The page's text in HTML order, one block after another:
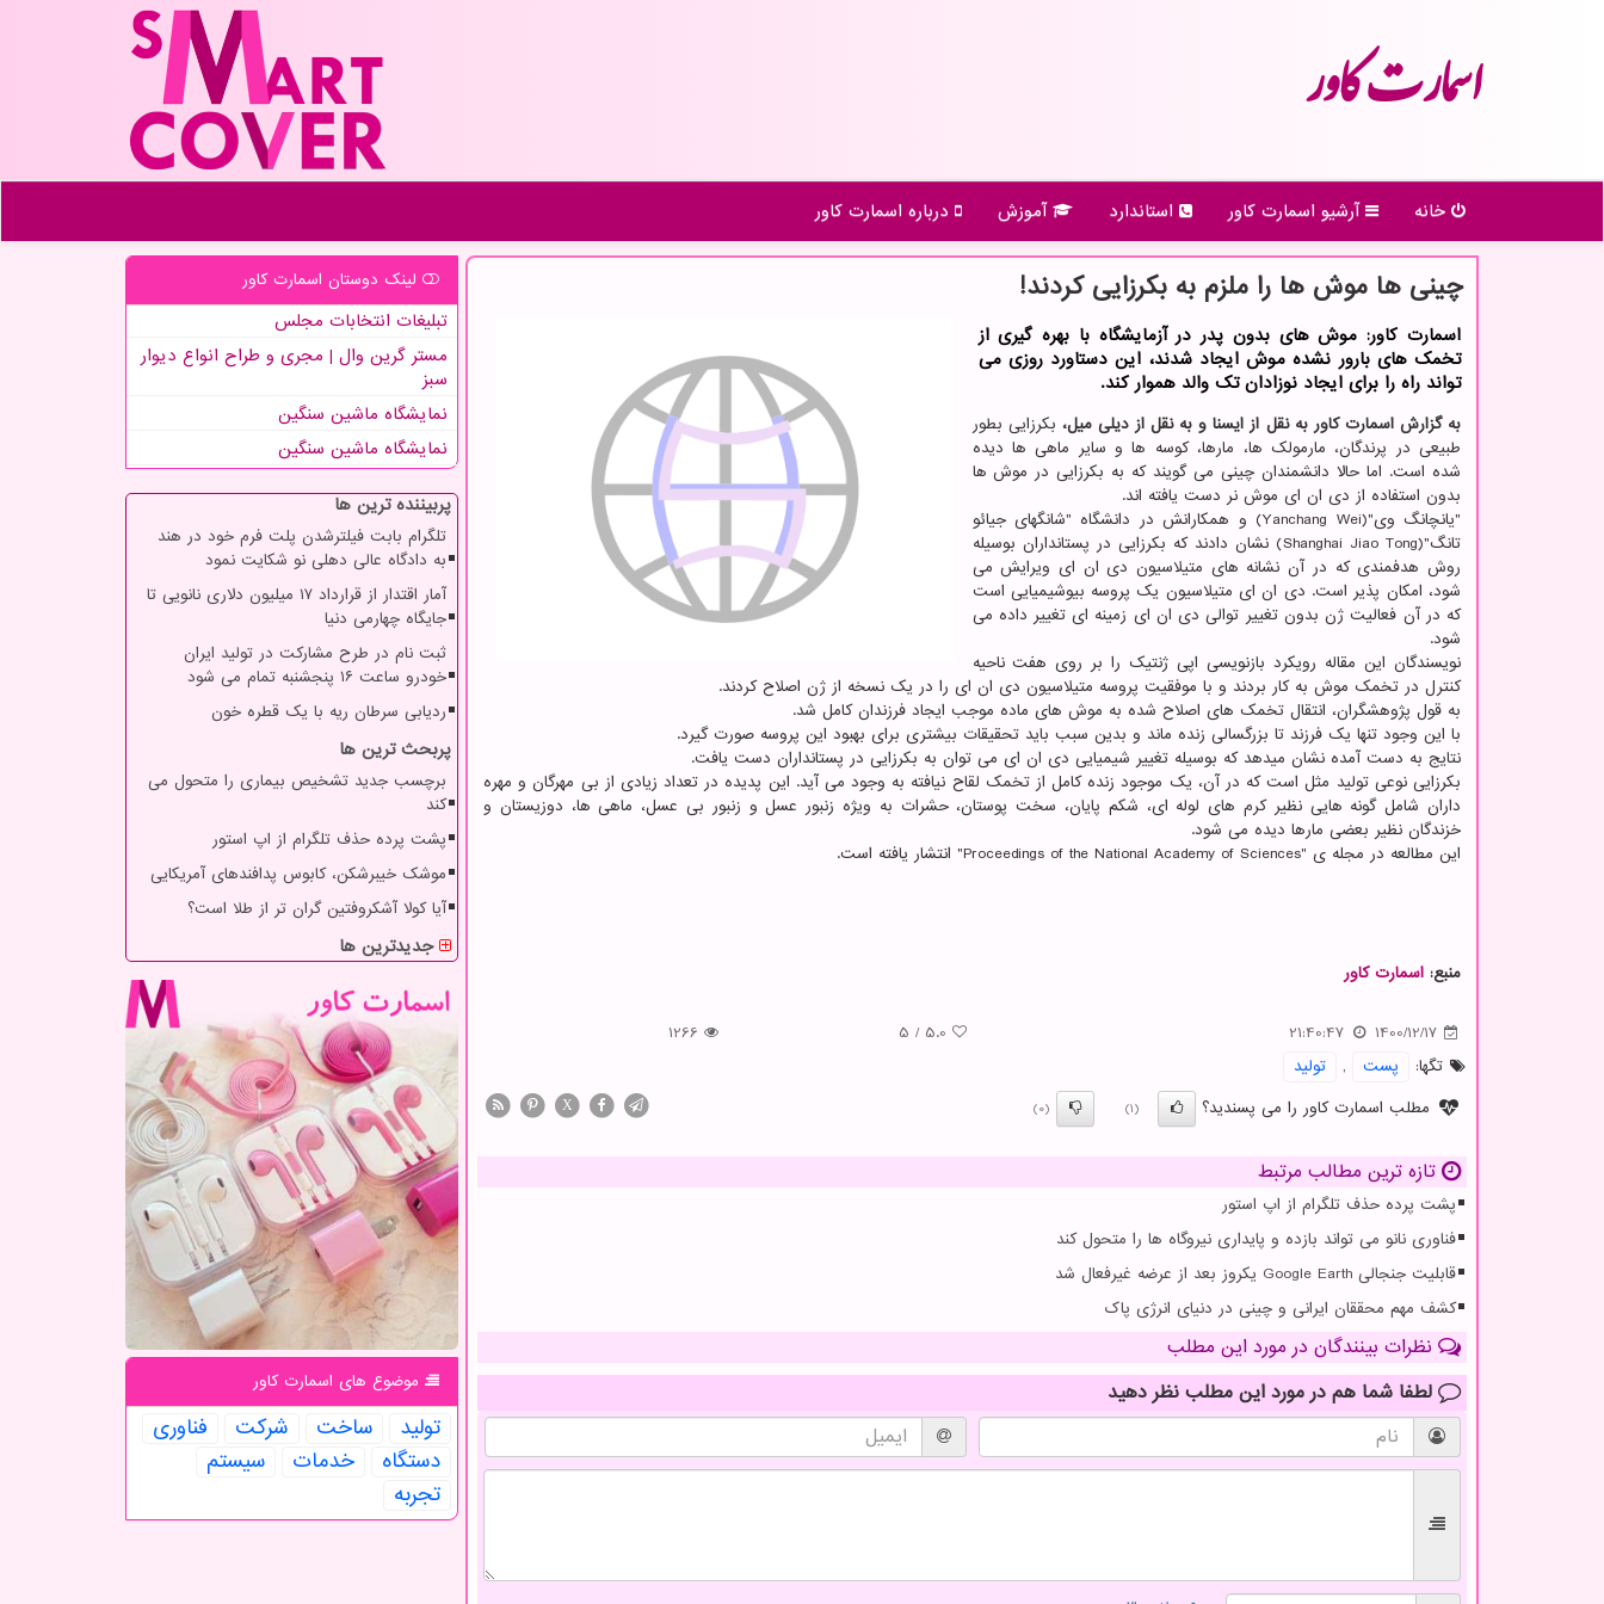
اسمارت كاور
خانه آرشیو اسمارت كاور استاندارد آموزش درباره اسمارت كاور
چینی ها موش ها را ملزم به بکرزایی کردند!
اسمارت کاور: موش های بدون پدر در آزمایشگاه با بهره گیری از
تخمک های بارور نشده موش ایجاد شدند، این دستاورد روزی می
تواند راه را برای ایجاد نوزادان تک والد هموار کند.
به گزارش اسمارت کاور به نقل از ایسنا و به نقل از دیلی میل، بکرزایی بطور
طبیعی در پرندگان، مارمولک ها، مارها، کوسه ها و سایر ماهی ها دیده
شده است. اما حالا دانشمندان چینی می گویند که به بکرزایی در موش ها
بدون استفاده از دی ان ای موش نر دست یافته اند.
"یانچانگ وی"(Yanchang Wei) و همکارانش در دانشگاه "شانگهای جیائو
تانگ"(Shanghai Jiao Tong) نشان دادند که بکرزایی در پستانداران بوسیله
روش هدفمندی که در آن نشانه های متیلاسیون دی ان ای ویرایش می
شود، امکان پذیر است. دی ان ای متیلاسیون یک پروسه بیوشیمیایی است
که در آن فعالیت ژن بدون تغییر توالی دی ان ای زمینه ای تغییر داده می
شود.
نویسندگان این مقاله رویکرد بازنویسی اپی ژنتیک را بر روی هفت ناحیه
کنترل در تخمک موش به کار بردند و با موفقیت پروسه متیلاسیون دی ان ای را در یک نسخه از ژن اصلاح کردند.
به قول پژوهشگران، انتقال تخمک های اصلاح شده به موش های ماده موجب ایجاد فرزندان کامل شد.
با این وجود تنها یک فرزند تا بزرگسالی زنده ماند و بدین سبب باید تحقیقات بیشتری برای بهبود این پروسه صورت گیرد.
نتایج به دست آمده نشان میدهد که بوسیله تغییر شیمیایی دی ان ای می توان به بکرزایی در پستانداران دست یافت.
بکرزایی نوعی تولید مثل است که در آن، یک موجود زنده کامل از تخمک لقاح نیافته به وجود می آید. این پدیده در تعداد زیادی از بی مهرگان و مهره
داران شامل گونه هایی نظیر کرم های لوله ای، شکم پایان، سخت پوستان، حشرات به ویژه زنبور عسل و زنبور بی عسل، ماهی ها، دوزیستان و
خزندگان نظیر بعضی مارها دیده می شود.
این مطالعه در مجله ی "Proceedings of the National Academy of Sciences" انتشار یافته است.
منبع: اسمارت كاور
1400/12/17
21:40:47
5.0
/
5
1266
تگها:
پست ,
تولید
مطلب اسمارت کاور را می پسندید؟
(1)
(0)
X
تازه ترین مطالب مرتبط
پشت پرده حذف تلگرام از اپ استور
فناوری نانو می تواند بازده و پایداری نیروگاه ها را متحول کند
قابلیت جنجالی Google Earth یکروز بعد از عرضه غیرفعال شد
کشف مهم محققان ایرانی و چینی در دنیای انرژی پاک
نظرات بینندگان در مورد این مطلب
لطفا شما هم در مورد این مطلب نظر دهید
لینک دوستان اسمارت كاور
تبلیغات انتخابات مجلس
مستر گرین وال | مجری و طراح انواع دیوار
سبز
نمایشگاه ماشین سنگین
نمایشگاه ماشین سنگین
پربیننده ترین ها
تلگرام بابت فیلترشدن پلت فرم خود در هند
به دادگاه عالی دهلی نو شکایت نمود
آمار اقتدار از قرارداد ۱۷ میلیون دلاری نانویی تا
جایگاه چهارمی دنیا
ثبت نام در طرح مشارکت در تولید ایران
خودرو ساعت ۱۶ پنجشنبه تمام می شود
ردیابی سرطان ریه با یک قطره خون
پربحث ترین ها
برچسب جدید تشخیص بیماری را متحول می
کند
پشت پرده حذف تلگرام از اپ استور
موشک خیبرشکن، کابوس پدافندهای آمریکایی
آیا کولا آشکروفتین گران تر از طلا است؟
جدیدترین ها
موضوع های اسمارت كاور
تولید ساخت شركت
فناوری
دستگاه
خدمات
سیستم
تجربه